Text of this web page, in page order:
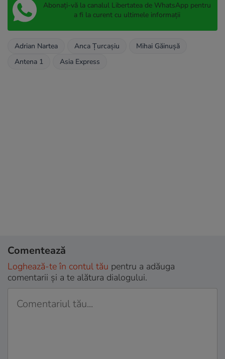
Abonați-vă la canalul Libertatea de WhatsApp pentru
a fi la curent cu ultimele informații
Adrian Nartea Anca Țurcașiu
Mihai Găinuşă
Antena 1
Asia Express
Comentează
Loghează-te în contul tău pentru a adăuga
comentarii și a te alătura dialogului.